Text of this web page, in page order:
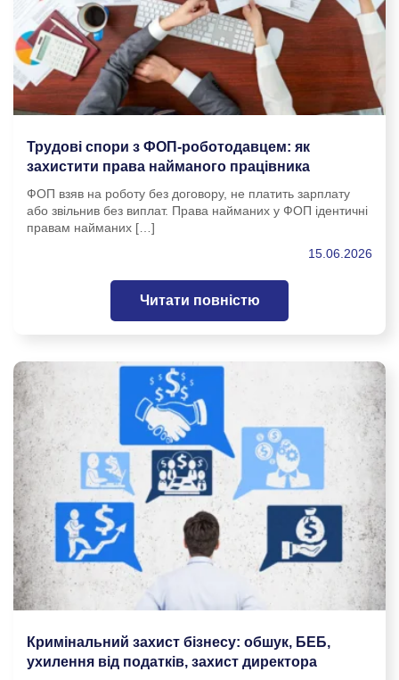
Трудові спори з ФОП-роботодавцем: як
захистити права найманого працівника
ФОП взяв на роботу без договору, не платить зарплату
або звільнив без виплат. Права найманих у ФОП ідентичні
правам найманих […]
15.06.2026
Читати повністю
Кримінальний захист бізнесу: обшук, БЕБ,
ухилення від податків, захист директора